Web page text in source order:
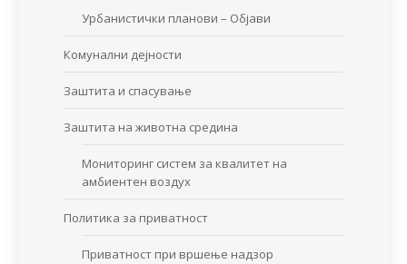
Урбанистички планови – Објави
Комунални дејности
Заштита и спасување
Заштита на животна средина
Мониторинг систем за квалитет на
амбиентен воздух
Политика за приватност
Приватност при вршење надзор